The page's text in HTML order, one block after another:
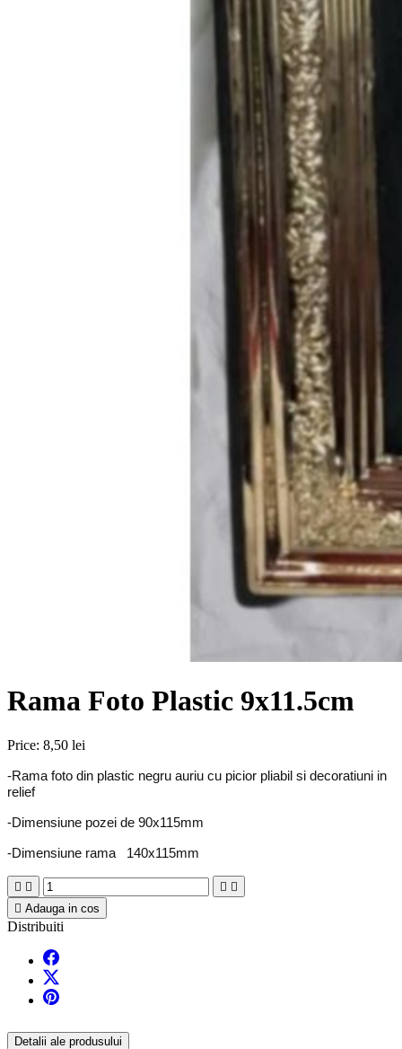
Rama Foto Plastic 9x11.5cm
Price: 8,50 lei
-Rama foto din plastic negru auriu cu picior pliabil si decoratiuni in
relief
-Dimensiune pozei de 90x115mm
-Dimensiune rama 140x115mm
   
 Adauga in cos
Distribuiti
Detalii ale produsului